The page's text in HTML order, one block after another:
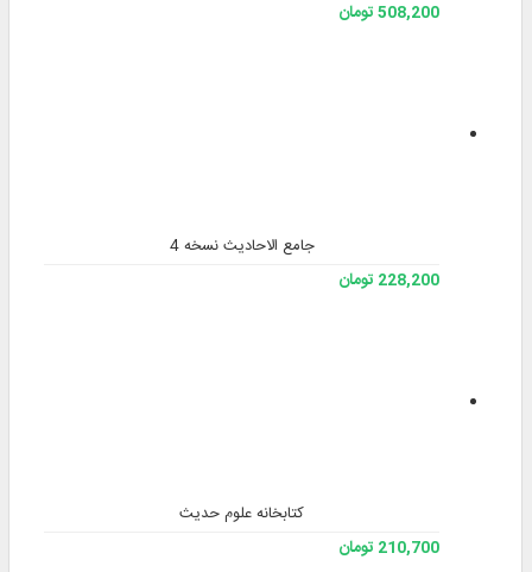
508,200 تومان
جامع الاحادیث نسخه 4
228,200 تومان
کتابخانه علوم حدیث
210,700 تومان